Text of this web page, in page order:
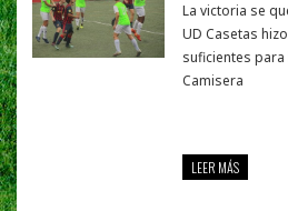
La victoria se
UD Casetas
suficientes
Camisera
LEER MÁS